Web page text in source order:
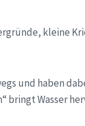
kleine
und haben
bringt Wasser